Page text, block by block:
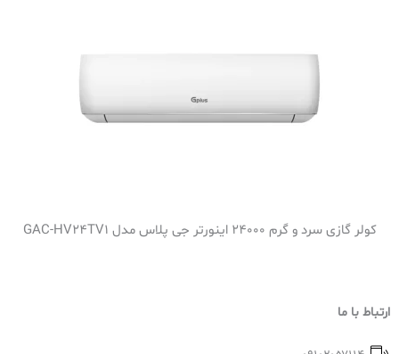
کولر گازی سرد و گرم 24000 اینورتر جی پلاس مدل GAC-HV24TV1
ارتباط با ما